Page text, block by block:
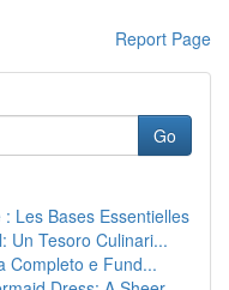
Report Page
Go
Les Bases Essentielles
Un Tesoro Culinari...
Completo e Fund...